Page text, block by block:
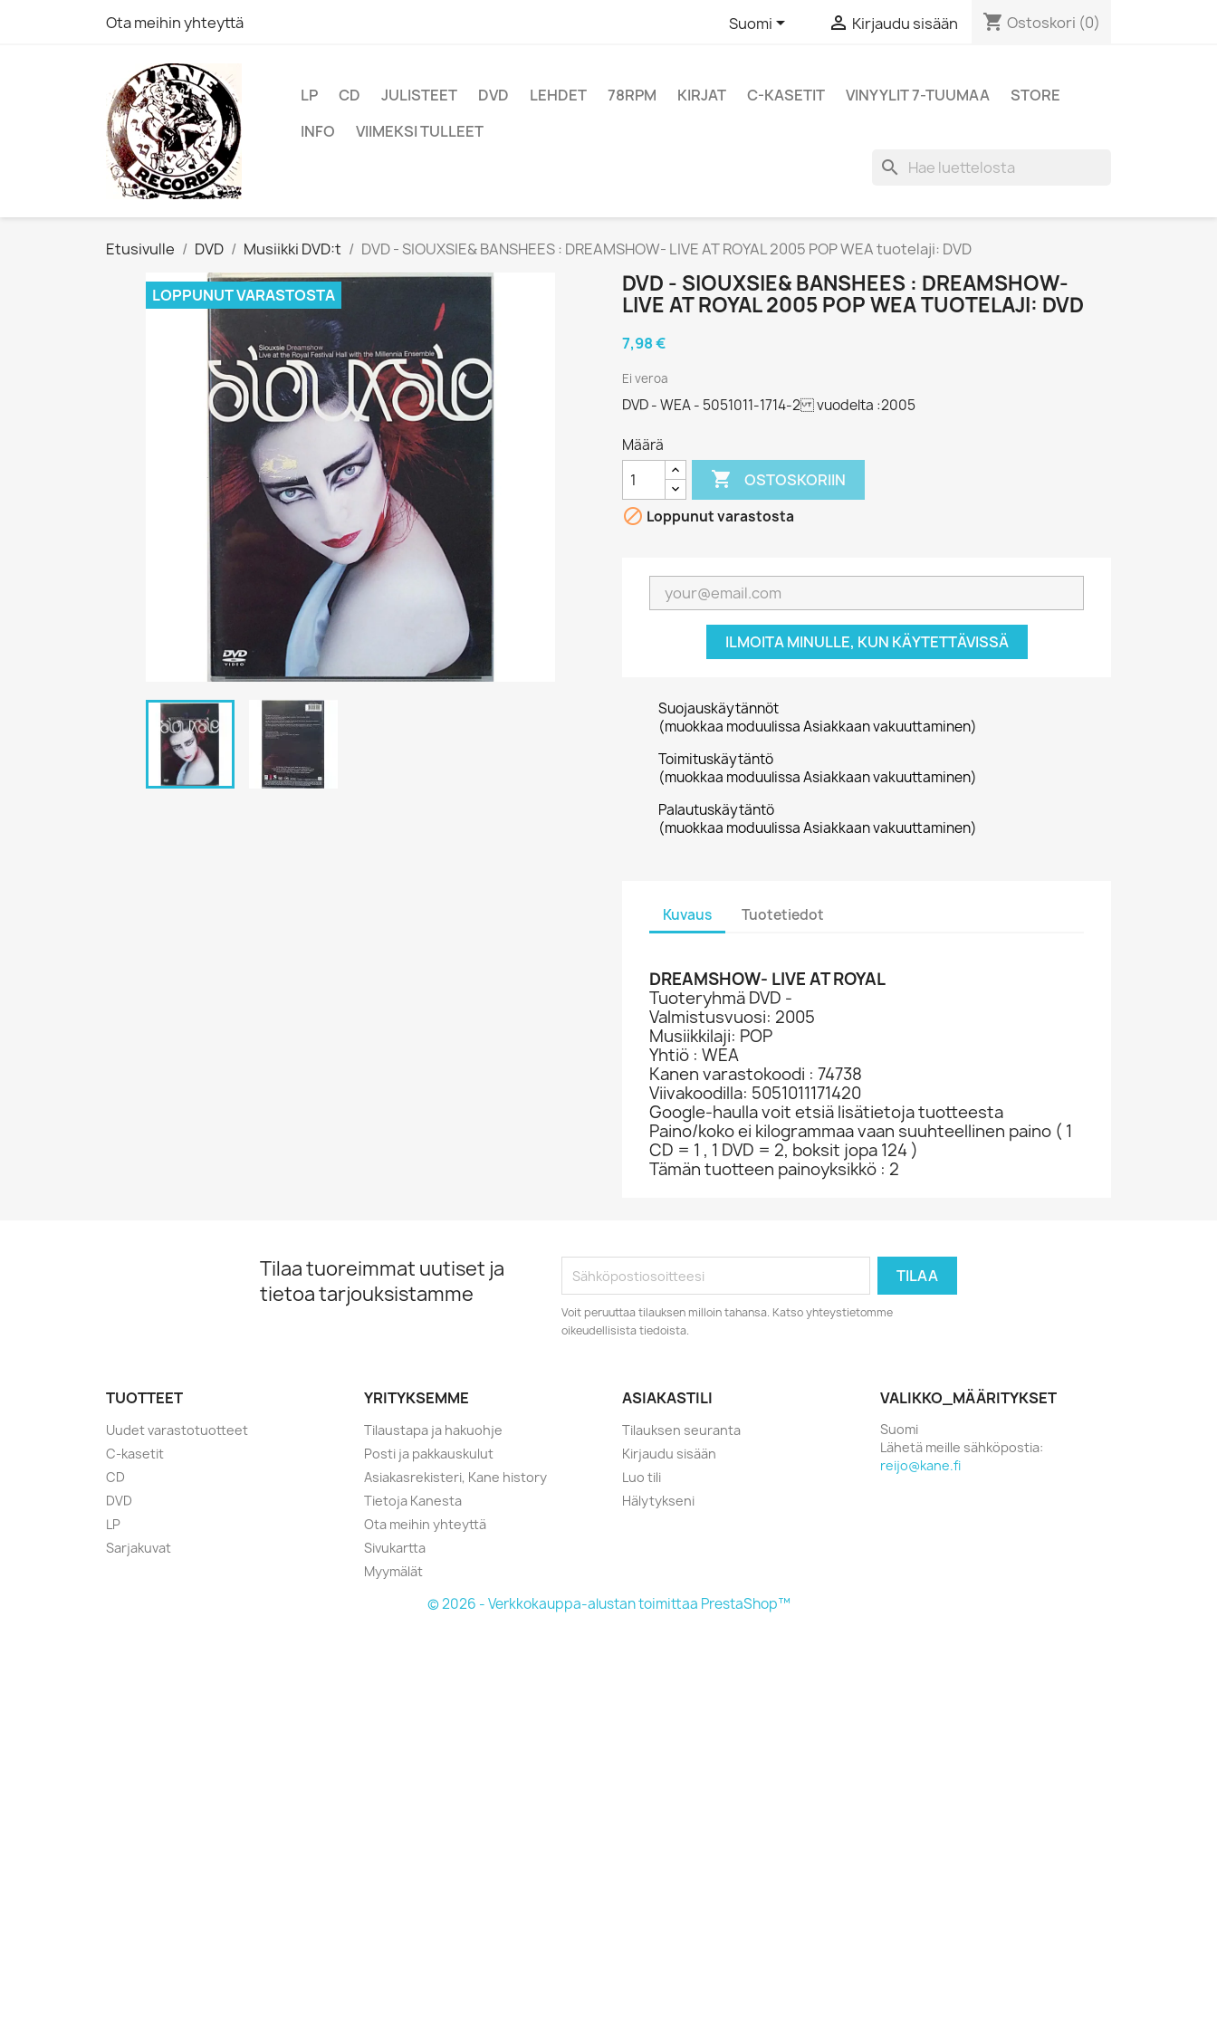
Ota meihin yhteyttä Suomi  Kirjaudu sisään shopping_cart Ostoskori (0)
LP CD JULISTEET DVD LEHDET 78RPM KIRJAT C-KASETIT VINYYLIT 7-TUUMAA
STORE
INFO
VIIMEKSI TULLEET
search
Etusivulle DVD Musiikki DVD:t DVD - SIOUXSIE& BANSHEES : DREAMSHOW- LIVE AT ROYAL 2005 POP WEA tuotelaji: DVD
LOPPUNUT VARASTOSTA
DVD - SIOUXSIE& BANSHEES : DREAMSHOW-
LIVE AT ROYAL 2005 POP WEA TUOTELAJI: DVD
7,98 €
Ei veroa
DVD - WEA - 5051011-1714-2 vuodelta :2005
Määrä
 OSTOSKORIIN
 Loppunut varastosta
ILMOITA MINULLE, KUN KÄYTETTÄVISSÄ
Suojauskäytännöt
(muokkaa moduulissa Asiakkaan vakuuttaminen)
Toimituskäytäntö
(muokkaa moduulissa Asiakkaan vakuuttaminen)
Palautuskäytäntö
(muokkaa moduulissa Asiakkaan vakuuttaminen)
Kuvaus Tuotetiedot
DREAMSHOW- LIVE AT ROYAL
Tuoteryhmä DVD -
Valmistusvuosi: 2005
Musiikkilaji: POP
Yhtiö : WEA
Kanen varastokoodi : 74738
Viivakoodilla: 5051011171420
Google-haulla voit etsiä lisätietoja tuotteesta
Paino/koko ei kilogrammaa vaan suuhteellinen paino ( 1
CD = 1 , 1 DVD = 2, boksit jopa 124 )
Tämän tuotteen painoyksikkö : 2
Tilaa tuoreimmat uutiset ja
tietoa tarjouksistamme
Voit peruuttaa tilauksen milloin tahansa. Katso yhteystietomme
oikeudellisista tiedoista.
TUOTTEET
Uudet varastotuotteet
C-kasetit
CD
DVD
LP
Sarjakuvat
YRITYKSEMME
Tilaustapa ja hakuohje
Posti ja pakkauskulut
Asiakasrekisteri, Kane history
Tietoja Kanesta
Ota meihin yhteyttä
Sivukartta
Myymälät
ASIAKASTILI
Tilauksen seuranta
Kirjaudu sisään
Luo tili
Hälytykseni
VALIKKO_MÄÄRITYKSET
Suomi
Lähetä meille sähköpostia:
reijo@kane.fi
© 2026 - Verkkokauppa-alustan toimittaa PrestaShop™